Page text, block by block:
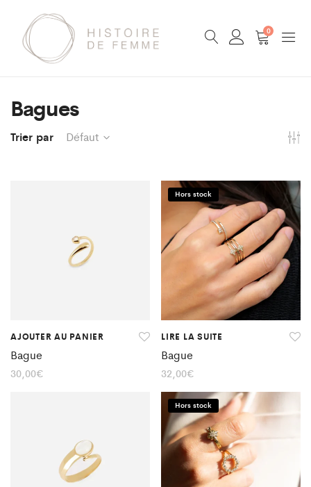
0
Bagues
Trier par Défaut
AJOUTER AU PANIER
Bague
30,00€
Hors stock
LIRE LA SUITE
Bague
32,00€
Hors stock